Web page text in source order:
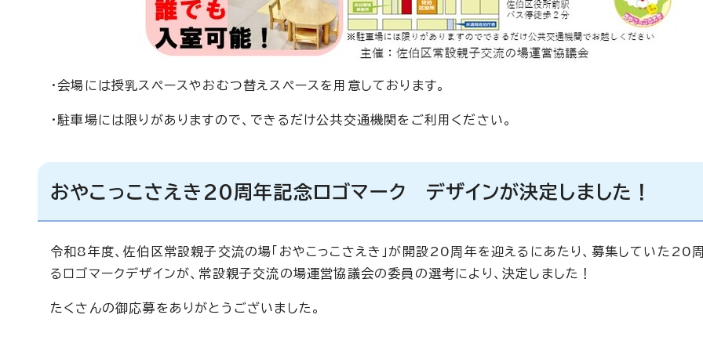
・会場には授乳スペースやおむつ替えスペースを用意しております。
・駐車場には限りがありますので、できるだけ公共交通機関をご利用ください。
おやこっこさえき20周年記念ロゴマーク デザインが決定しました！
令和8年度、佐伯区常設親子交流の場「おやこっこさえき」が開設20周年を迎えるにあたり、募集していた20
るロゴマークデザインが、常設親子交流の場運営協議会の委員の選考により、決定しました！
たくさんの御応募をありがとうございました。